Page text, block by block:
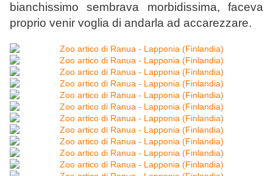
bianchissimo sembrava morbidissima, faceva
proprio venir voglia di andarla ad accarezzare.